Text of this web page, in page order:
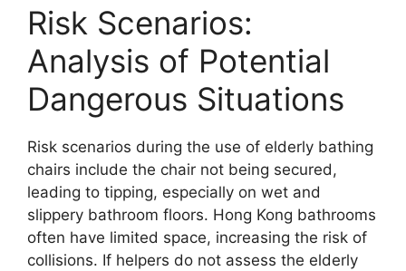
Risk Scenarios:
Analysis of Potential
Dangerous Situations
Risk scenarios during the use of elderly bathing
chairs include the chair not being secured,
leading to tipping, especially on wet and
slippery bathroom floors. Hong Kong bathrooms
often have limited space, increasing the risk of
collisions. If helpers do not assess the elderly